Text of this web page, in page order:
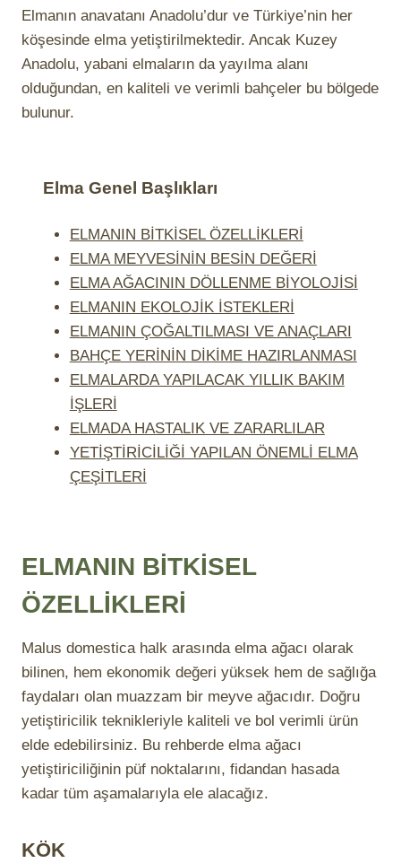
Elmanın anavatanı Anadolu’dur ve Türkiye’nin her
köşesinde elma yetiştirilmektedir. Ancak Kuzey
Anadolu, yabani elmaların da yayılma alanı
olduğundan, en kaliteli ve verimli bahçeler bu bölgede
bulunur.
Elma Genel Başlıkları
ELMANIN BİTKİSEL ÖZELLİKLERİ
ELMA MEYVESİNİN BESİN DEĞERİ
ELMA AĞACININ DÖLLENME BİYOLOJİSİ
ELMANIN EKOLOJİK İSTEKLERİ
ELMANIN ÇOĞALTILMASI VE ANAÇLARI
BAHÇE YERİNİN DİKİME HAZIRLANMASI
ELMALARDA YAPILACAK YILLIK BAKIM
İŞLERİ
ELMADA HASTALIK VE ZARARLILAR
YETİŞTİRİCİLİĞİ YAPILAN ÖNEMLİ ELMA
ÇEŞİTLERİ
ELMANIN BİTKİSEL
ÖZELLİKLERİ
Malus domestica halk arasında elma ağacı olarak
bilinen, hem ekonomik değeri yüksek hem de sağlığa
faydaları olan muazzam bir meyve ağacıdır. Doğru
yetiştiricilik teknikleriyle kaliteli ve bol verimli ürün
elde edebilirsiniz. Bu rehberde elma ağacı
yetiştiriciliğinin püf noktalarını, fidandan hasada
kadar tüm aşamalarıyla ele alacağız.
KÖK